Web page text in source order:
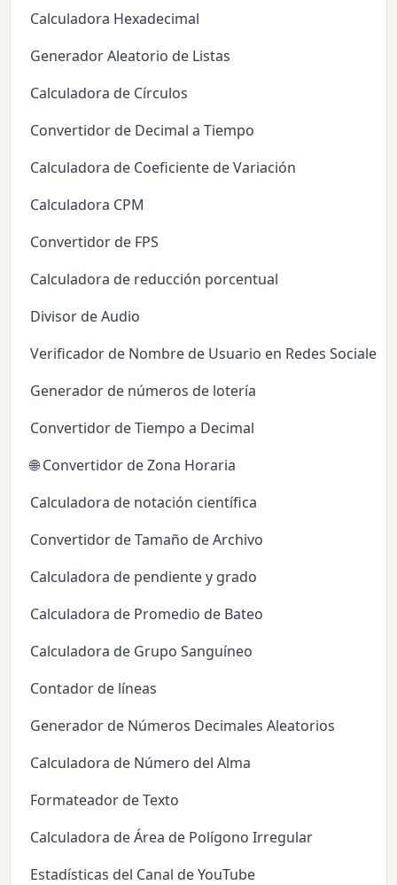
Calculadora Hexadecimal
Generador Aleatorio de Listas
Calculadora de Círculos
Convertidor de Decimal a Tiempo
Calculadora de Coeficiente de Variación
Calculadora CPM
Convertidor de FPS
Calculadora de reducción porcentual
Divisor de Audio
Verificador de Nombre de Usuario en Redes Sociales
Generador de números de lotería
Convertidor de Tiempo a Decimal
🌐 Convertidor de Zona Horaria
Calculadora de notación científica
Convertidor de Tamaño de Archivo
Calculadora de pendiente y grado
Calculadora de Promedio de Bateo
Calculadora de Grupo Sanguíneo
Contador de líneas
Generador de Números Decimales Aleatorios
Calculadora de Número del Alma
Formateador de Texto
Calculadora de Área de Polígono Irregular
Estadísticas del Canal de YouTube